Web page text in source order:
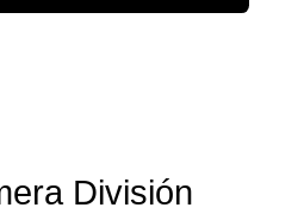
División